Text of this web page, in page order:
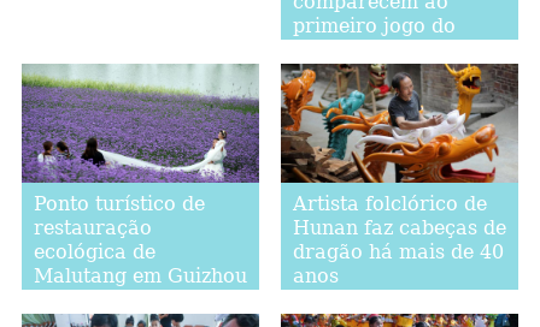
primeiro jogo do
Mundo
Ponto turístico de
restauração
ecológica de
Malutang em Guizhou
Artista folclórico de
Hunan faz cabeças de
dragão há mais de 40
anos